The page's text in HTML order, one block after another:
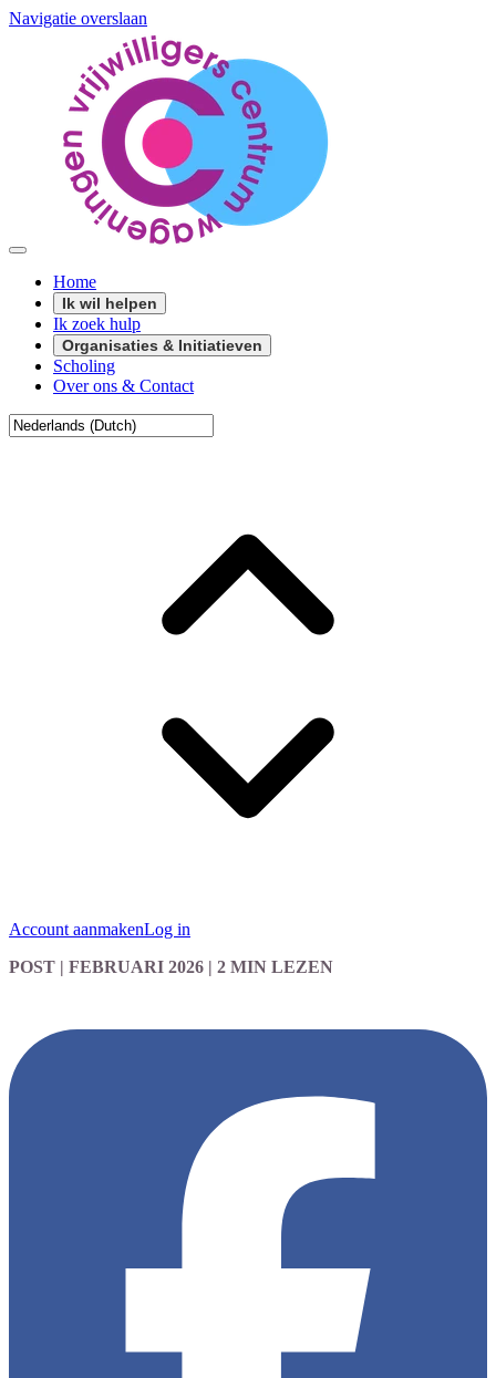
Navigatie overslaan
Home
Ik wil helpen
Ik zoek hulp
Organisaties & Initiatieven
Scholing
Over ons & Contact
Account aanmakenLog in
POST | FEBRUARI 2026 | 2 MIN LEZEN